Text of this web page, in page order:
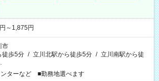
～1,875円
市
徒歩5分 / 立川北駅から徒歩5分 / 立川南駅から徒
ターなど ■勤務地選べます